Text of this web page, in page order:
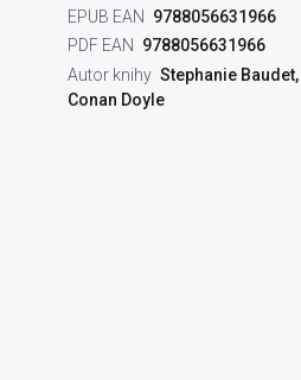
EPUB EAN
9788056631966
PDF EAN
9788056631966
Autor knihy Stephanie
Conan Doyle